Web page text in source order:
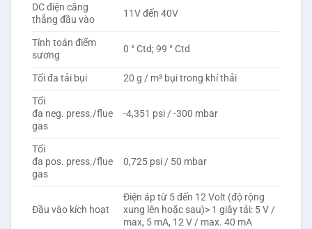
DC điện căng
thẳng đầu vào
11V đến 40V
Tính toán điểm
sương
0 ° Ctd; 99 ° Ctd
Tối đa tải bụi
20 g / m³ bụi trong khí thải
Tối
đa neg. press./flue
gas
-4,351 psi / -300 mbar
Tối
đa pos. press./flue
gas
0,725 psi / 50 mbar
Đầu vào kích hoạt
Điện áp từ 5 đến 12 Volt (độ rộng
xung lên hoặc sau)> 1 giây tải: 5 V /
max, 5 mA, 12 V / max. 40 mA